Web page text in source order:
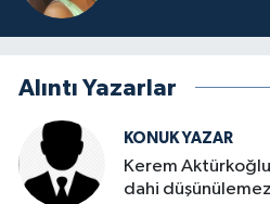
Alıntı Yazarlar
KONUK YAZAR
Kerem Aktürkoğlu
dahi düşünülemez